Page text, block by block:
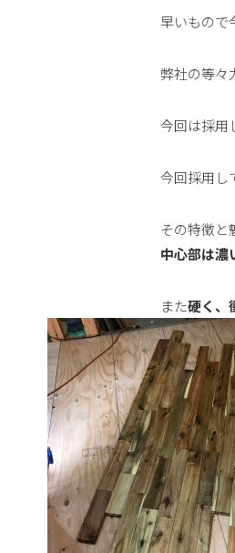
早いもので
弊社の等々
今回は採用
今回採用し
その特徴と
中心部は濃
また硬く、